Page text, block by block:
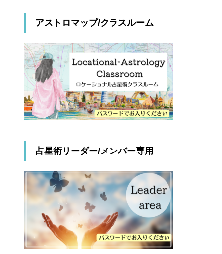
アストロマップ/クラスルーム
占星術リーダー/メンバー専用